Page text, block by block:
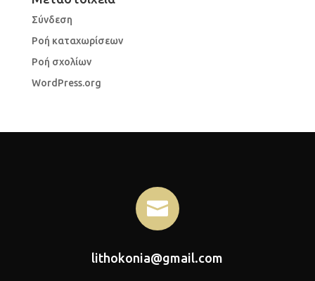
Σύνδεση
Ροή καταχωρίσεων
Ροή σχολίων
WordPress.org

lithokonia@gmail.com